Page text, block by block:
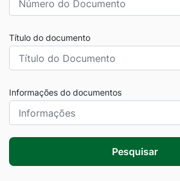
Título do documento
Informações do documentos
Pesquisar